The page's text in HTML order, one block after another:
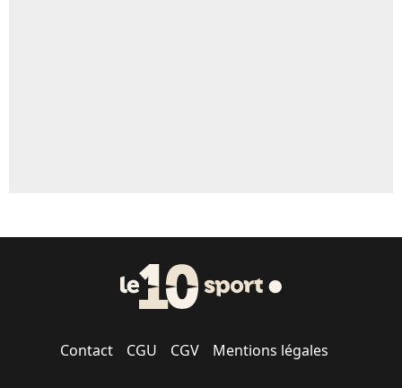
Contact CGU CGV Mentions légales